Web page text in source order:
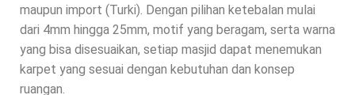
maupun import (Turki). Dengan pilihan ketebalan mulai
dari 4mm hingga 25mm, motif yang beragam, serta warna
yang bisa disesuaikan, setiap masjid dapat menemukan
karpet yang sesuai dengan kebutuhan dan konsep
ruangan.